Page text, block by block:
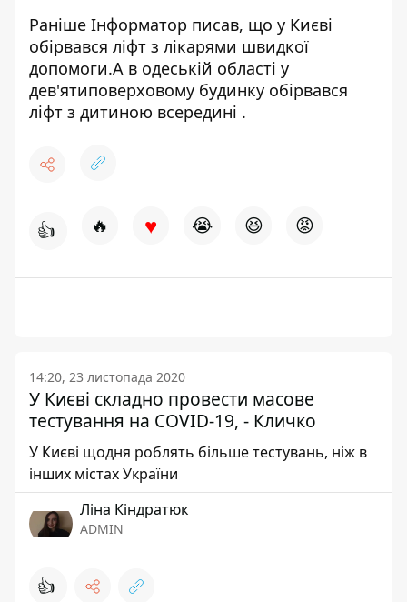
Раніше Інформатор писав, що у Києві
обірвався ліфт з лікарями швидкої
допомоги.А в одеській області у
дев'ятиповерховому будинку обірвався
ліфт з дитиною всередині .
👍 🔥 ♥ 😭 😆 😡
14:20, 23 листопада 2020
У Києві складно провести масове
тестування на COVID-19, - Кличко
У Києві щодня роблять більше тестувань, ніж в
інших містах України
Ліна Кіндратюк
ADMIN
👍